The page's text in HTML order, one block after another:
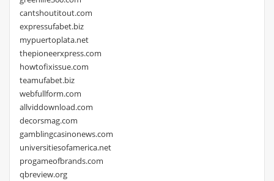
cantshoutitout.com
expressufabet.biz
mypuertoplata.net
thepioneerxpress.com
howtofixissue.com
teamufabet.biz
webfullform.com
allviddownload.com
decorsmag.com
gamblingcasinonews.com
universitiesofamerica.net
progameofbrands.com
qbreview.org